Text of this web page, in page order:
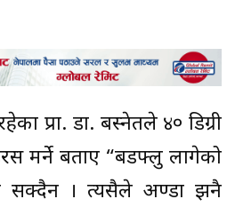
प्रा. डा. बस्नेतले ४० डिग्री
मर्ने बताए “बर्डफ्लु लागेको
सक्दैन । त्यसैले अण्डा झनै